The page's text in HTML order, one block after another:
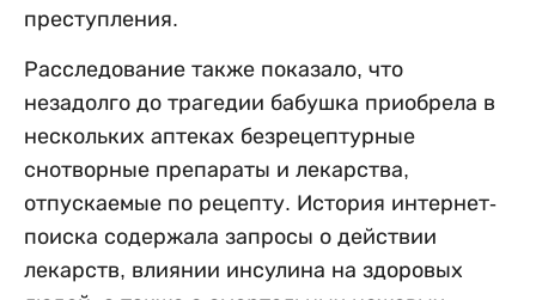
преступления.
Расследование также показало, что
незадолго до трагедии бабушка приобрела в
нескольких аптеках безрецептурные
снотворные препараты и лекарства,
отпускаемые по рецепту. История интернет-
поиска содержала запросы о действии
лекарств, влиянии инсулина на здоровых